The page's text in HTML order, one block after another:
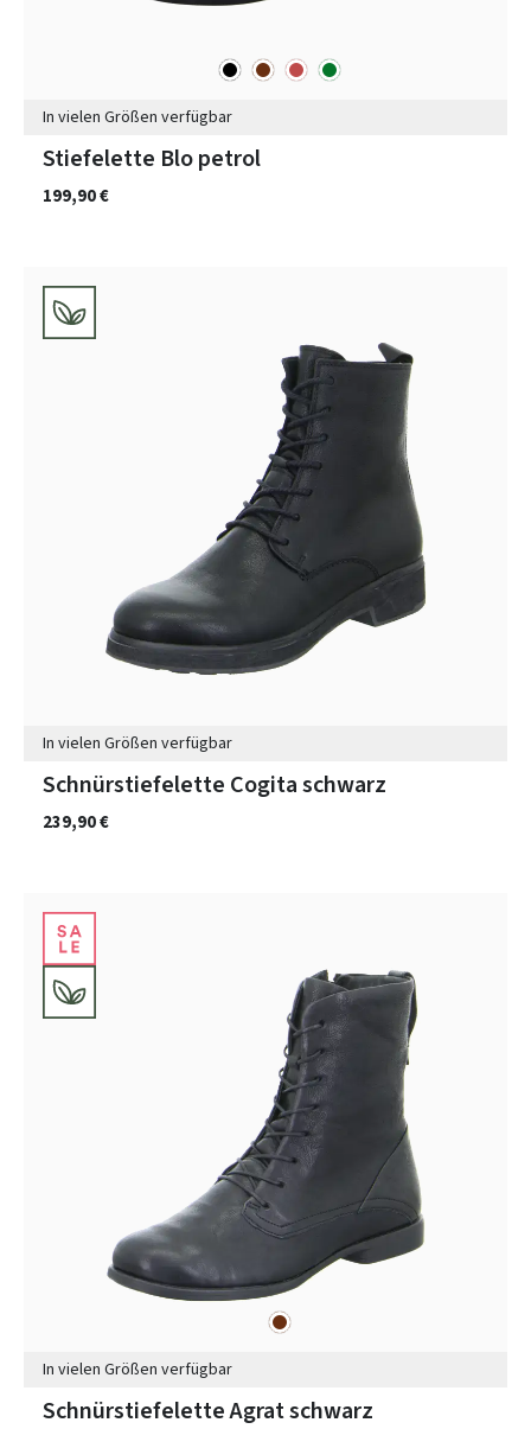
schwarz
braunrot grün
In vielen Größen verfügbar
Stiefelette Blo petrol
199,90 €
In vielen Größen verfügbar
Schnürstiefelette Cogita schwarz
239,90 €
braun
In vielen Größen verfügbar
Schnürstiefelette Agrat schwarz